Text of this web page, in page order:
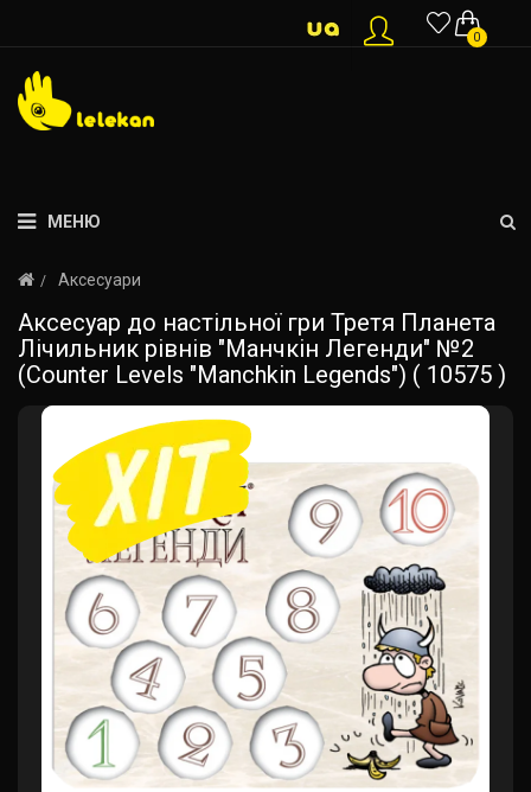
0
МЕНЮ
Аксесуари
Аксесуар до настільної гри Третя Планета
Лічильник рівнів "Манчкін Легенди" №2
(Counter Levels "Manchkin Legends") ( 10575 )